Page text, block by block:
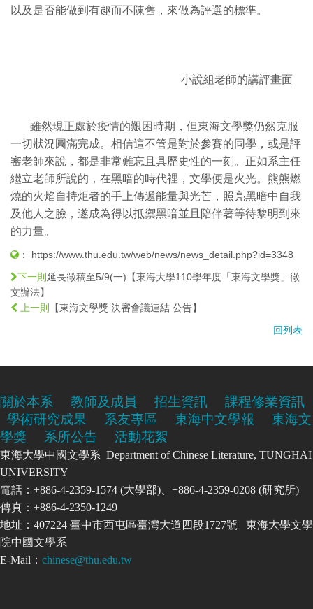
以及是否能做到有趣而不陳舊，來做為評選的標準。
小說組老師的講評畫面
雖然現正處於疫情的艱困時期，但東海文學獎仍然克服
一切狀況圓滿完成。相信這不管是對於參賽的同學，或是評
審老師來說，都是非常難忘且具歷史性的一刻。正如系主任
繼立老師所說的，在黑暗的時代裡，文學便是火光。熊熊燃
燒的火焰自持炬者的手上傳遞能量與光芒，照亮黑暗中自我
及他人之臉，遂成為得以抵禦黑暗並且陪伴著等待黎明到來
的力量。
： https://www.thu.edu.tw/web/news/news_detail.php?id=3348
下一則 延長徵稿至5/9(一)【東海大學110學年度「東海文學獎」徵
文辦法】
上一則
【東海文學獎 決審會議連結 公告】
回列表
關於本系 教師及成員 招生資訊
課程修業資訊
學術研究成果
系友專區 東海中文學報
東海文
學獎
系所公告 活動花絮
東海大學中國文學系 Department of Chinese Literature, TUNGHAI
UNIVERSITY
電話：+886-4-2359-1574 (大學部)、+886-4-2359-0208 (研究所)
傳真：+886-4-2350-1249
地址：407224 臺中市西屯區臺灣大道四段1727號 東海大學文學
院中國文學系
E-Mail： chinese@thu.edu.tw